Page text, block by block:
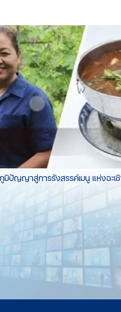
มิปัญญาสู่การรังสรรค์เมนู แห่งฉะเ